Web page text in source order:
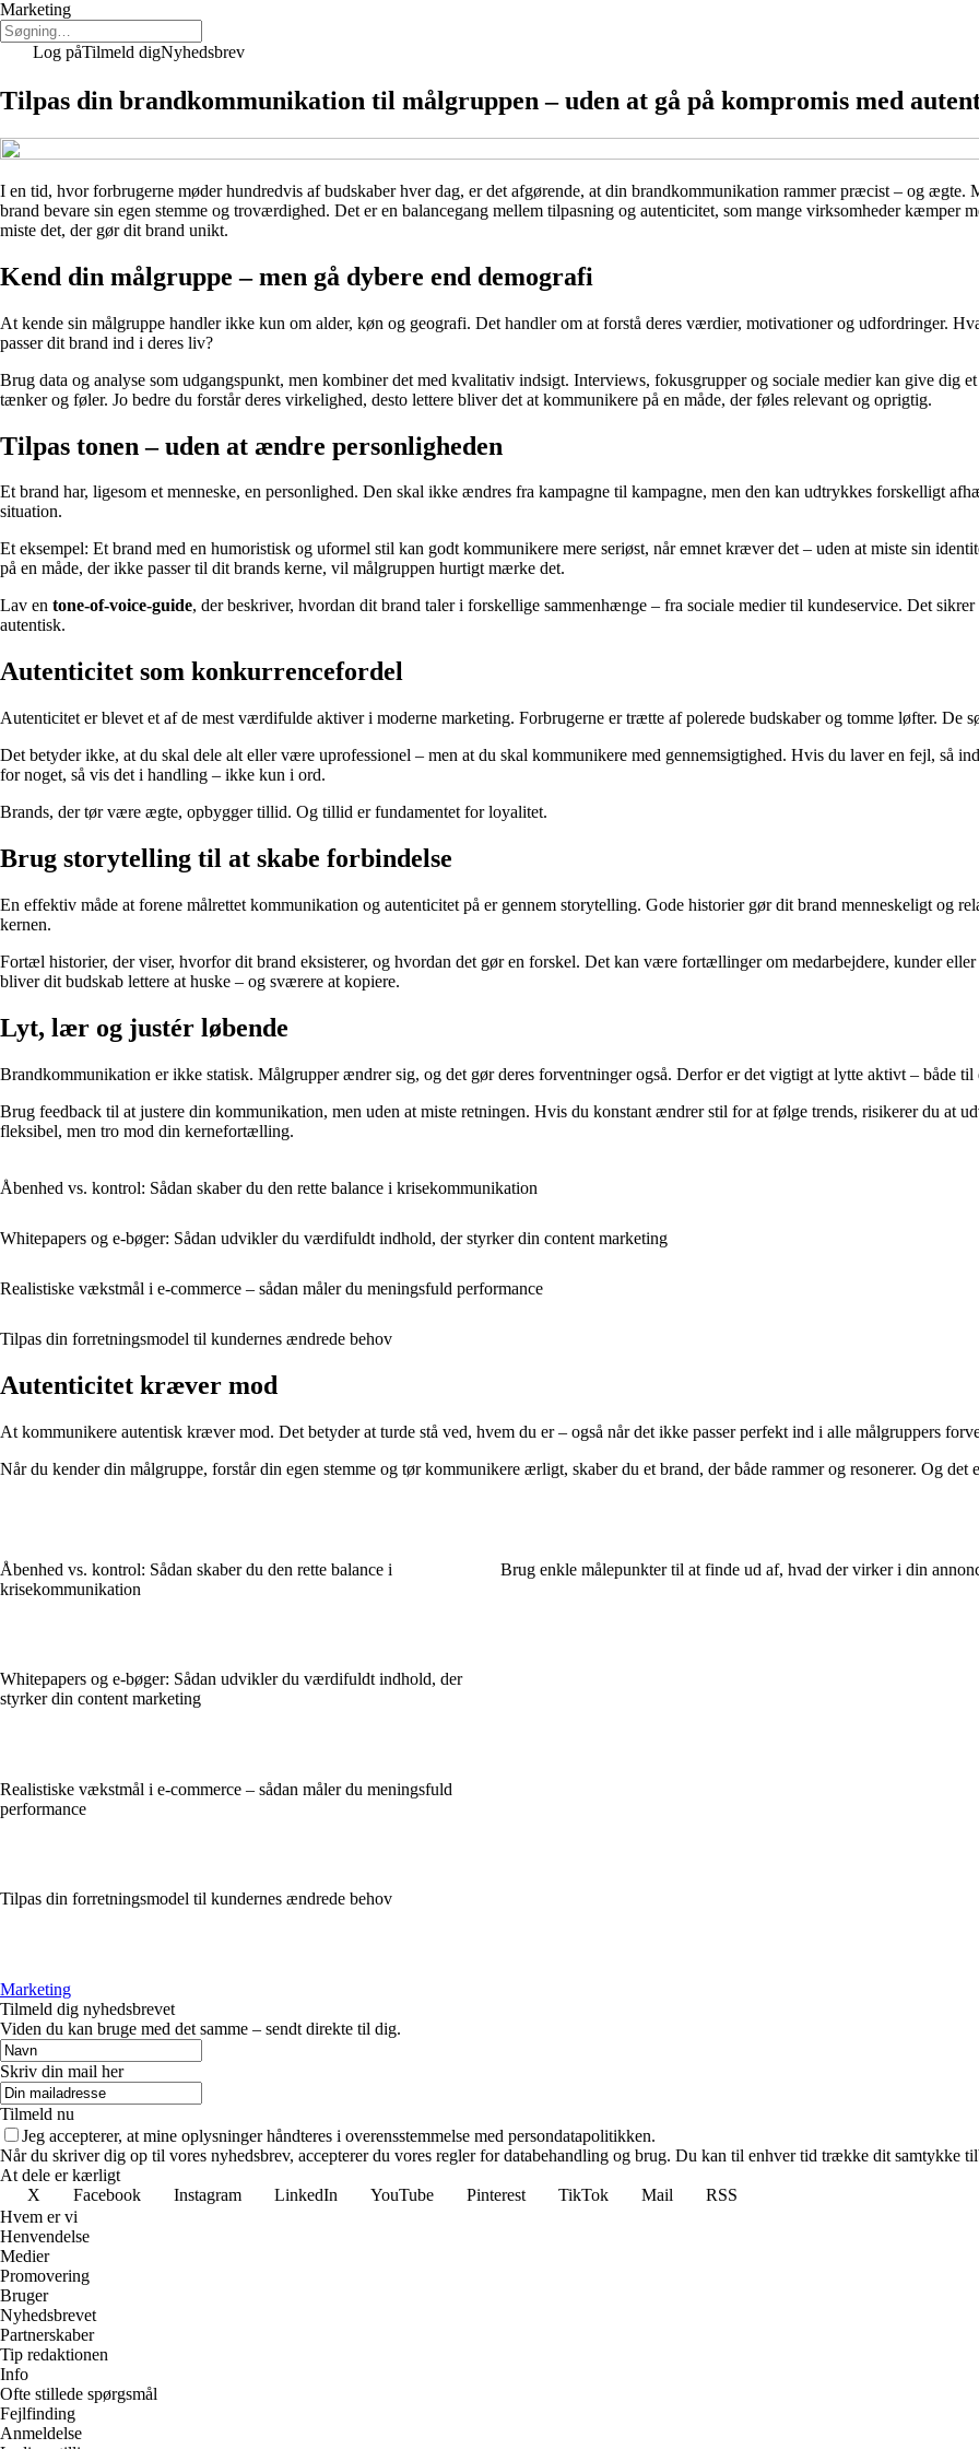
Marketing
Log påTilmeld digNyhedsbrev
Tilpas din brandkommunikation til målgruppen – uden at gå på kompromis med
I en tid, hvor forbrugerne møder hundredvis af budskaber hver dag, er det afgørende, at din brandkommunikation rammer præcist – og
brand bevare sin egen stemme og troværdighed. Det er en balancegang mellem tilpasning og autenticitet, som mange virksomheder kæmper
miste det, der gør dit brand unikt.
Kend din målgruppe – men gå dybere end demografi
At kende sin målgruppe handler ikke kun om alder, køn og geografi. Det handler om at forstå deres værdier, motivationer og udfordringer.
passer dit brand ind i deres liv?
Brug data og analyse som udgangspunkt, men kombiner det med kvalitativ indsigt. Interviews, fokusgrupper og sociale medier kan give dig
tænker og føler. Jo bedre du forstår deres virkelighed, desto lettere bliver det at kommunikere på en måde, der føles relevant og oprigtig.
Tilpas tonen – uden at ændre personligheden
Et brand har, ligesom et menneske, en personlighed. Den skal ikke ændres fra kampagne til kampagne, men den kan udtrykkes forskelligt
situation.
Et eksempel: Et brand med en humoristisk og uformel stil kan godt kommunikere mere seriøst, når emnet kræver det – uden at miste sin
på en måde, der ikke passer til dit brands kerne, vil målgruppen hurtigt mærke det.
Lav en tone-of-voice-guide, der beskriver, hvordan dit brand taler i forskellige sammenhænge – fra sociale medier til kundeservice. Det
autentisk.
Autenticitet som konkurrencefordel
Autenticitet er blevet et af de mest værdifulde aktiver i moderne marketing. Forbrugerne er trætte af polerede budskaber og tomme løfter. De
Det betyder ikke, at du skal dele alt eller være uprofessionel – men at du skal kommunikere med gennemsigtighed. Hvis du laver en fejl, så
for noget, så vis det i handling – ikke kun i ord.
Brands, der tør være ægte, opbygger tillid. Og tillid er fundamentet for loyalitet.
Brug storytelling til at skabe forbindelse
En effektiv måde at forene målrettet kommunikation og autenticitet på er gennem storytelling. Gode historier gør dit brand menneskeligt og
kernen.
Fortæl historier, der viser, hvorfor dit brand eksisterer, og hvordan det gør en forskel. Det kan være fortællinger om medarbejdere, kunder
bliver dit budskab lettere at huske – og sværere at kopiere.
Lyt, lær og justér løbende
Brandkommunikation er ikke statisk. Målgrupper ændrer sig, og det gør deres forventninger også. Derfor er det vigtigt at lytte aktivt – både til
Brug feedback til at justere din kommunikation, men uden at miste retningen. Hvis du konstant ændrer stil for at følge trends, risikerer du at
fleksibel, men tro mod din kernefortælling.
Åbenhed vs. kontrol: Sådan skaber du den rette balance i krisekommunikation
Whitepapers og e-bøger: Sådan udvikler du værdifuldt indhold, der styrker din content marketing
Realistiske vækstmål i e-commerce – sådan måler du meningsfuld performance
Tilpas din forretningsmodel til kundernes ændrede behov
Autenticitet kræver mod
At kommunikere autentisk kræver mod. Det betyder at turde stå ved, hvem du er – også når det ikke passer perfekt ind i alle målgruppers
Når du kender din målgruppe, forstår din egen stemme og tør kommunikere ærligt, skaber du et brand, der både rammer og resonerer. Og
Åbenhed vs. kontrol: Sådan skaber du den rette balance i
krisekommunikation
Whitepapers og e-bøger: Sådan udvikler du værdifuldt indhold, der
styrker din content marketing
Realistiske vækstmål i e-commerce – sådan måler du meningsfuld
performance
Tilpas din forretningsmodel til kundernes ændrede behov
Brug enkle målepunkter til at finde ud af, hvad der virker i din
Marketing
Tilmeld dig nyhedsbrevet
Viden du kan bruge med det samme – sendt direkte til dig.
Skriv din mail her
Tilmeld nu
Jeg accepterer, at mine oplysninger håndteres i overensstemmelse med persondatapolitikken.
Når du skriver dig op til vores nyhedsbrev, accepterer du vores regler for databehandling og brug. Du kan til enhver tid trække dit samtykke
At dele er kærligt
X
Facebook Instagram LinkedIn YouTube Pinterest TikTok Mail
RSS
Hvem er vi
Henvendelse
Medier
Promovering
Bruger
Nyhedsbrevet
Partnerskaber
Tip redaktionen
Info
Ofte stillede spørgsmål
Fejlfinding
Anmeldelse